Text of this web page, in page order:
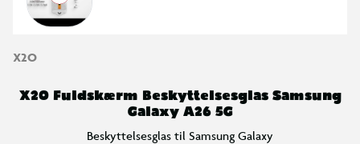
X2O
X2O Fuldskærm Beskyttelsesglas Samsung
Galaxy A26 5G
Beskyttelsesglas til Samsung Galaxy